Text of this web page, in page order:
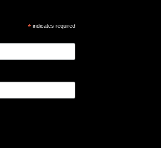
*indicates required